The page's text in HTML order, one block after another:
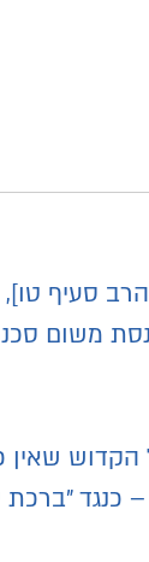
סעיף טו],
משום
שאין
כנגד "ברכת